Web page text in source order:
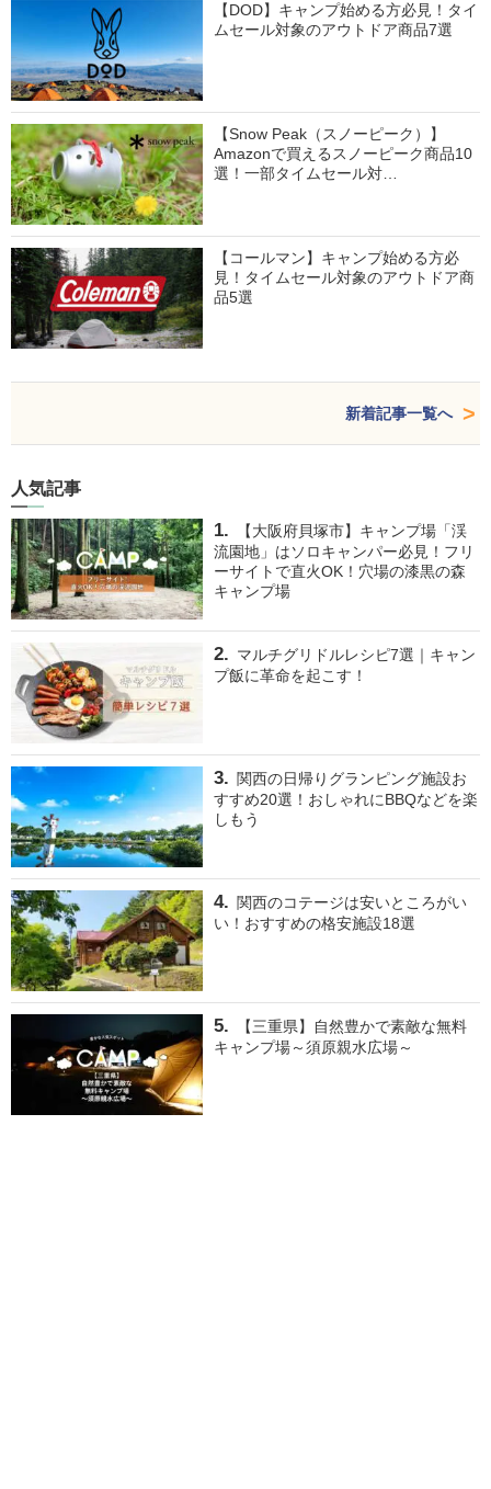
【DOD】キャンプ始める方必見！タイ
ムセール対象のアウトドア商品7選
【Snow Peak（スノーピーク）】
Amazonで買えるスノーピーク商品10
選！一部タイムセール対…
【コールマン】キャンプ始める方必
見！タイムセール対象のアウトドア商
品5選
新着記事一覧へ
人気記事
【大阪府貝塚市】キャンプ場「渓
流園地」はソロキャンパー必見！フリ
ーサイトで直火OK！穴場の漆黒の森
キャンプ場
マルチグリドルレシピ7選｜キャン
プ飯に革命を起こす！
関西の日帰りグランピング施設お
すすめ20選！おしゃれにBBQなどを楽
しもう
関西のコテージは安いところがい
い！おすすめの格安施設18選
【三重県】自然豊かで素敵な無料
キャンプ場～須原親水広場～